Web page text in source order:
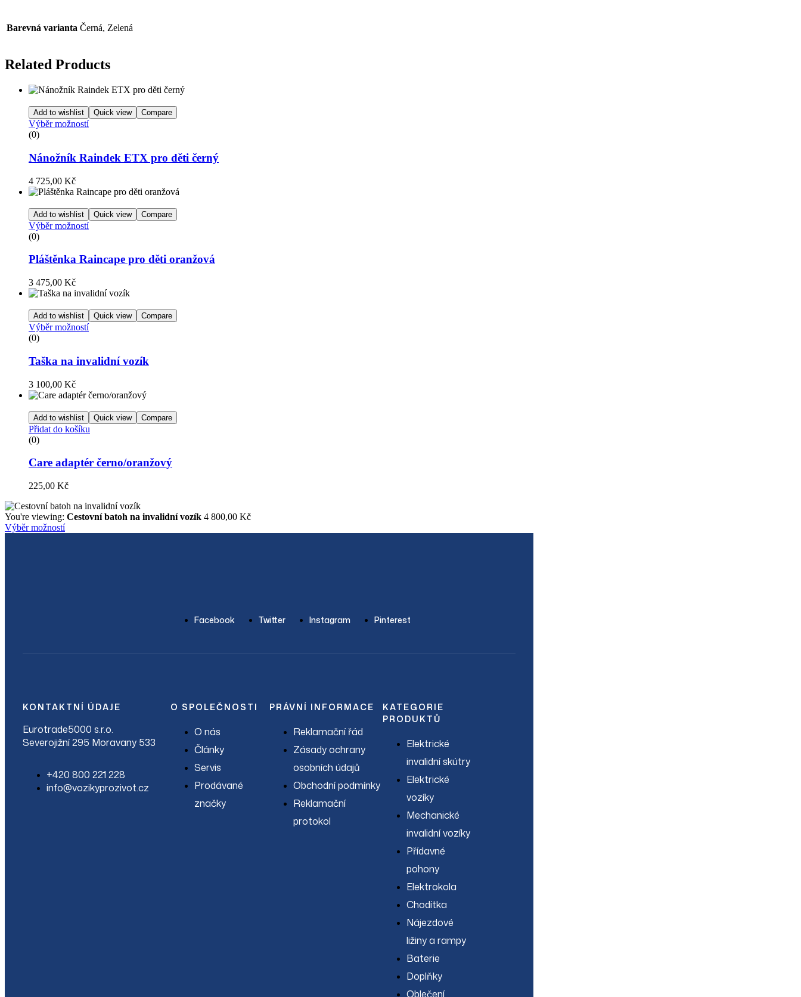
Barevná varianta Černá, Zelená
Related Products
Add to wishlist Quick view Compare
Výběr možností
(0)
Nánožník Raindek ETX pro děti černý
4 725,00 Kč
Add to wishlist Quick view Compare
Výběr možností
(0)
Pláštěnka Raincape pro děti oranžová
3 475,00 Kč
Add to wishlist Quick view Compare
Výběr možností
(0)
Taška na invalidní vozík
3 100,00 Kč
Add to wishlist Quick view Compare
Přidat do košíku
(0)
Care adaptér černo/oranžový
225,00 Kč
You're viewing: Cestovní batoh na invalidní vozík 4 800,00 Kč
Výběr možností
Facebook Twitter Instagram Pinterest
KONTAKTNÍ ÚDAJE
Eurotrade5000 s.r.o.
Severojižní 295 Moravany 533
+420 800 221 228
info@vozikyprozivot.cz
O SPOLEČNOSTI
O nás
Články
Servis
Prodávané
značky
PRÁVNÍ INFORMACE
Reklamační řád
Zásady ochrany
osobních údajů
Obchodní podmínky
Reklamační
protokol
KATEGORIE
PRODUKTŮ
Elektrické
invalidní skútry
Elektrické
vozíky
Mechanické
invalidní vozíky
Přídavné
pohony
Elektrokola
Chodítka
Nájezdové
ližiny a rampy
Baterie
Doplňky
Oblečení